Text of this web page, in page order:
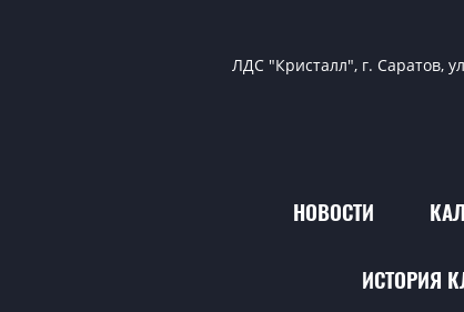
ЛДС "Кристалл", г. Саратов,
НОВОСТИ
ИСТОРИЯ